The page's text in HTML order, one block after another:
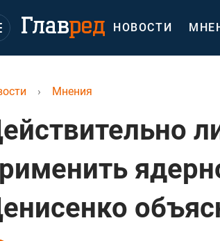
НОВОСТИ
› Мнения